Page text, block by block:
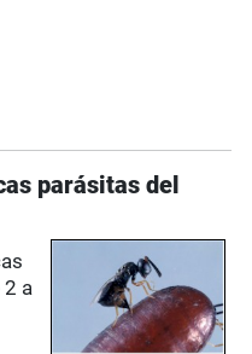
parásitas del
a